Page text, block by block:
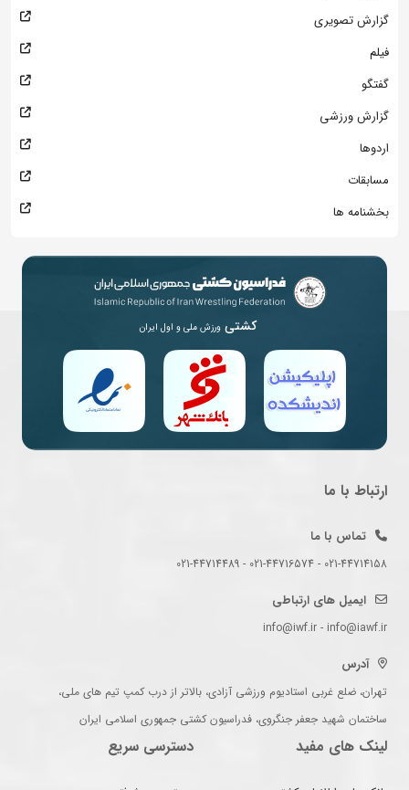
گزارش تصویری
فیلم
گفتگو
گزارش ورزشی
اردوها
مسابقات
بخشنامه ها
کشتی ورزش ملی و اول ایران
ارتباط با ما
تماس با ما
021-44714158 - 021-44716574 - 021-44714489
ایمیل های ارتباطی
info@iwf.ir - info@iawf.ir
آدرس
تهران، ضلع غربی استادیوم ورزشی آزادی، بالاتر از درب کمپ تیم های ملی،
ساختمان شهید جعفر جنگروی، فدراسیون کشتی جمهوری اسلامی ایران
لینک های مفید دسترسی سریع